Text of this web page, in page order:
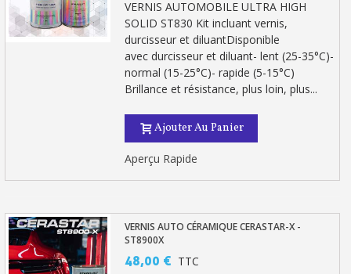
VERNIS AUTOMOBILE ULTRA HIGH
SOLID ST830 Kit incluant vernis,
durcisseur et diluantDisponible
avec durcisseur et diluant- lent (25-35°C)-
normal (15-25°C)- rapide (5-15°C)
Brillance et résistance, plus loin, plus...
Ajouter Au Panier
Aperçu Rapide
VERNIS AUTO CÉRAMIQUE CERASTAR-X -
ST8900X
48,00 € TTC